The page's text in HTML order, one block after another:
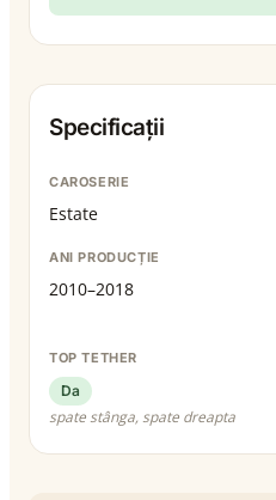
Specificații
CAROSERIE
Estate
ANI PRODUCȚIE
2010–2018
TOP TETHER
Da
spate stânga, spate dreapta